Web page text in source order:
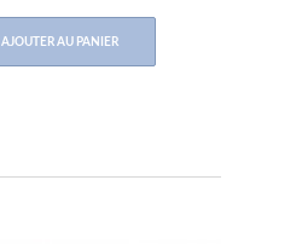
AJOUTER AU PANIER